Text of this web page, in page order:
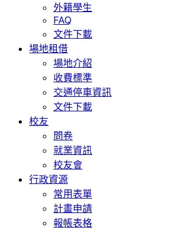
外籍學生
FAQ
文件下載
場地租借
場地介紹
收費標準
交通停車資訊
文件下載
校友
問卷
就業資訊
校友會
行政資源
常用表單
計畫申請
報帳表格